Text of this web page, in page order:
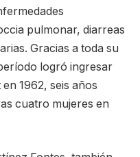
pulmonar, diarreas
Gracias a toda su
logró ingresar
1962, seis años
cuatro mujeres en